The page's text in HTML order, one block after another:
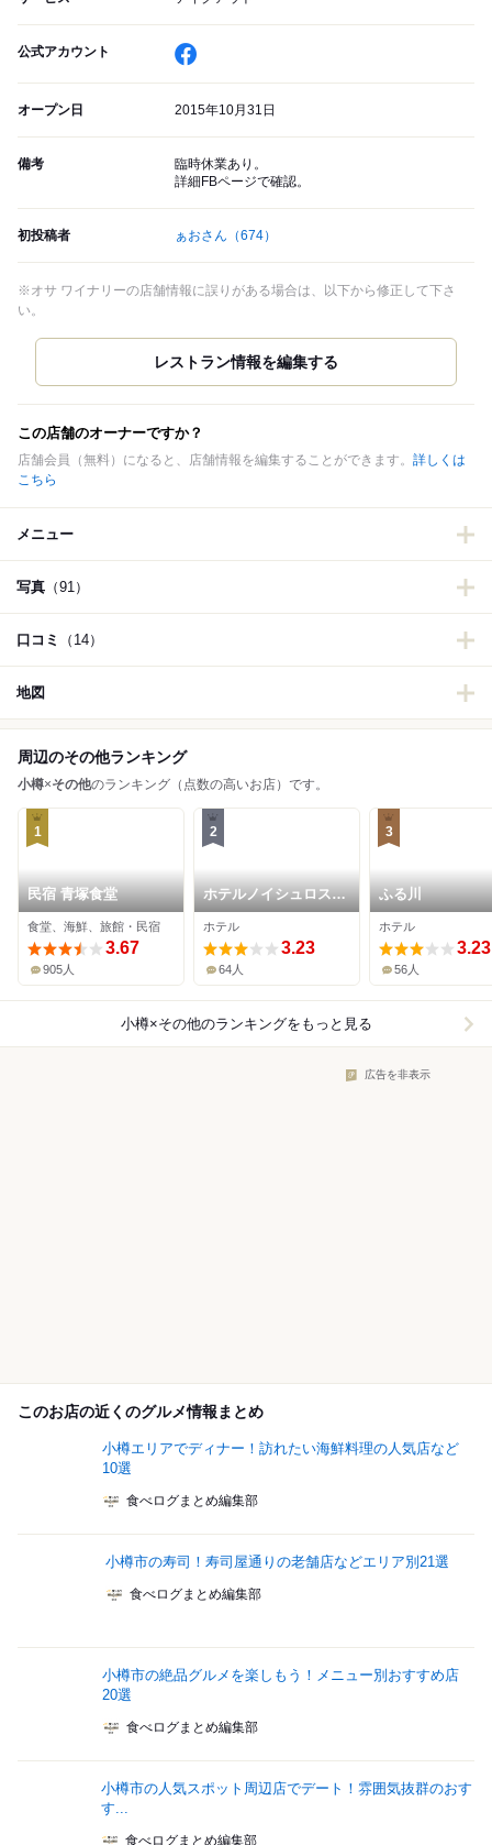
公式アカウント
オープン日 2015年10月31日
備考
臨時休業あり。
詳細FBページで確認。
初投稿者 ぁおさん （674）
※オサ ワイナリーの店舗情報に誤りがある場合は、以下から修正して下さ
い。
この店舗のオーナーですか？
店舗会員（無料）になると、店舗情報を編集することができます。 詳しくは
こちら
メニュー
写真 （91）
口コミ （14）
地図
周辺のその他ランキング
小樽×その他のランキング（点数の高いお店）です。
1
民宿 青塚食堂
食堂、海鮮、旅館・民宿
3.67
905人
2
ホテルノイシュロス小
樽
ホテル
3.23
64人
3
ふる川
ホテル
3.23
56人
小樽×その他のランキングをもっと見る
広告を非表示
このお店の近くのグルメ情報まとめ
小樽エリアでディナー！訪れたい海鮮料理の人気店など
10選
食べログまとめ編集部
小樽市の寿司！寿司屋通りの老舗店などエリア別21選
食べログまとめ編集部
小樽市の絶品グルメを楽しもう！メニュー別おすすめ店
20選
食べログまとめ編集部
小樽市の人気スポット周辺店でデート！雰囲気抜群のおす
す...
食べログまとめ編集部